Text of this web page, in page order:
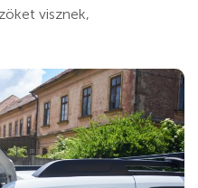
visznek,